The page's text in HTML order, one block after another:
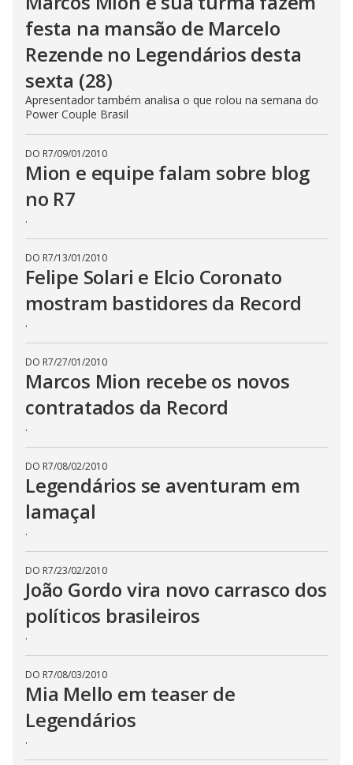
festa na mansão de Marcelo
Rezende no Legendários desta
sexta (28)
Apresentador também analisa o que rolou na semana do
Power Couple Brasil
DO R7/09/01/2010
Mion e equipe falam sobre blog
no R7
.
DO R7/13/01/2010
Felipe Solari e Elcio Coronato
mostram bastidores da Record
.
DO R7/27/01/2010
Marcos Mion recebe os novos
contratados da Record
.
DO R7/08/02/2010
Legendários se aventuram em
lamaçal
.
DO R7/23/02/2010
João Gordo vira novo carrasco dos
políticos brasileiros
.
DO R7/08/03/2010
Mia Mello em teaser de
Legendários
.